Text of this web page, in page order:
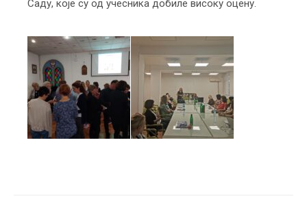
Саду, које су од учесника добиле високу оцену.